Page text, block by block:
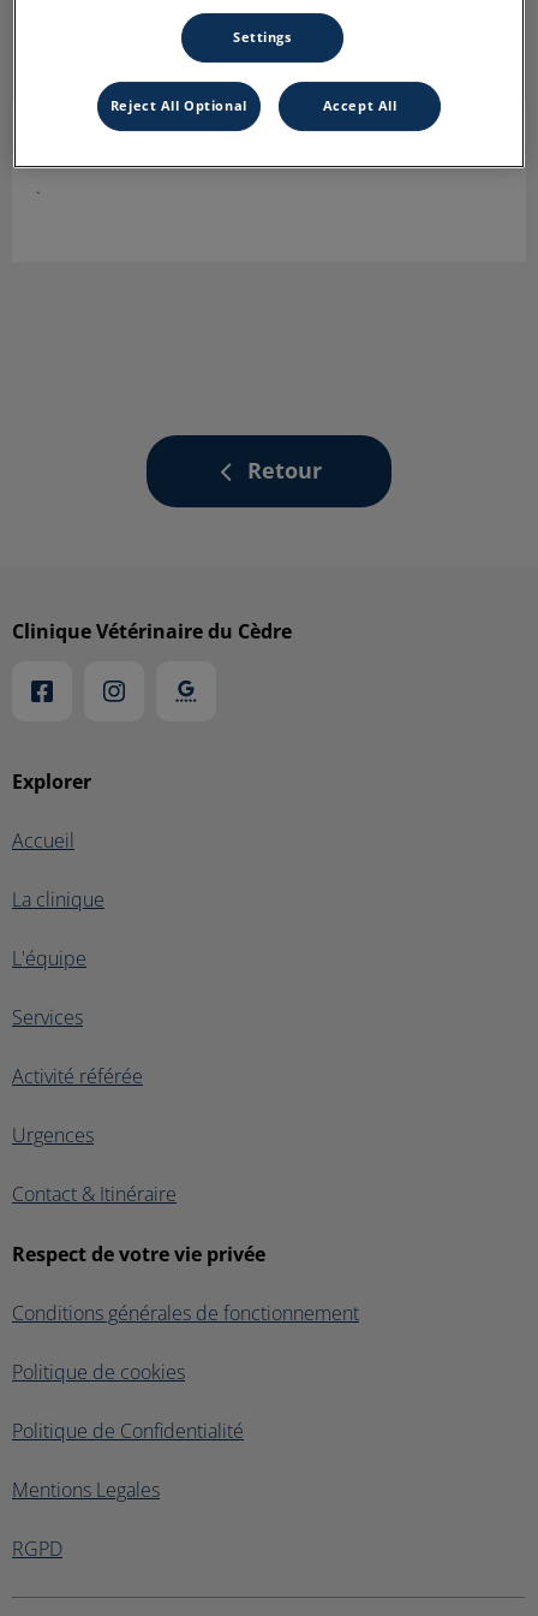
.
Retour
Explorer
Accueil
La clinique
L'équipe
Services
Activité référée
Urgences
Contact & Itinéraire
Respect de votre vie privée
Conditions générales de fonctionnement
Politique de cookies
Politique de Confidentialité
Mentions Legales
RGPD
Clinique Vétérinaire du Cèdre
Settings
Reject All Optional Accept All